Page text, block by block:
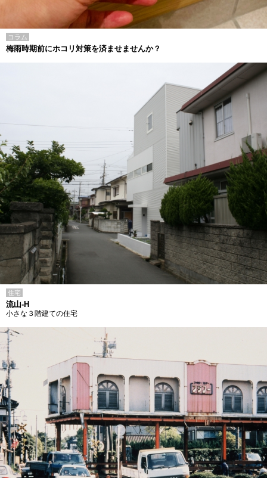
コラム
梅雨時期前にホコリ対策を済ませませんか？
住宅
流山-H
小さな３階建ての住宅